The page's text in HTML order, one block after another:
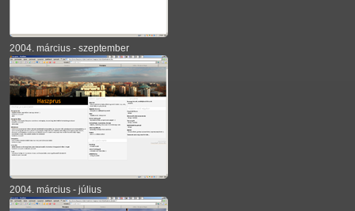
2004. március - szeptember
2004. március - július